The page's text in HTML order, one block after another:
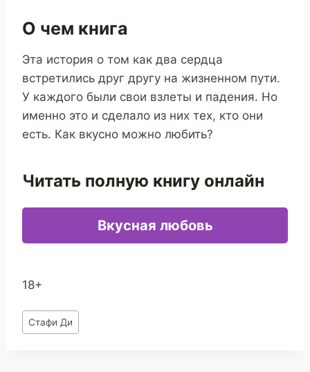
О чем книга
Эта история о том как два сердца
встретились друг другу на жизненном пути.
У каждого были свои взлеты и падения. Но
именно это и сделало из них тех, кто они
есть. Как вкусно можно любить?
Читать полную книгу онлайн
Вкусная любовь
18+
Метки
записи:
Стафи Ди